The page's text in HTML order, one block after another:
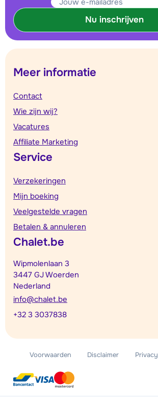
Nu inschrijven
Meer informatie
Contact
Wie zijn wij?
Vacatures
Affiliate Marketing
Service
Verzekeringen
Mijn boeking
Veelgestelde vragen
Betalen & annuleren
Chalet.be
Wipmolenlaan 3
3447 GJ Woerden
Nederland
info@chalet.be
+32 3 3037838
Voorwaarden Disclaimer Privacy